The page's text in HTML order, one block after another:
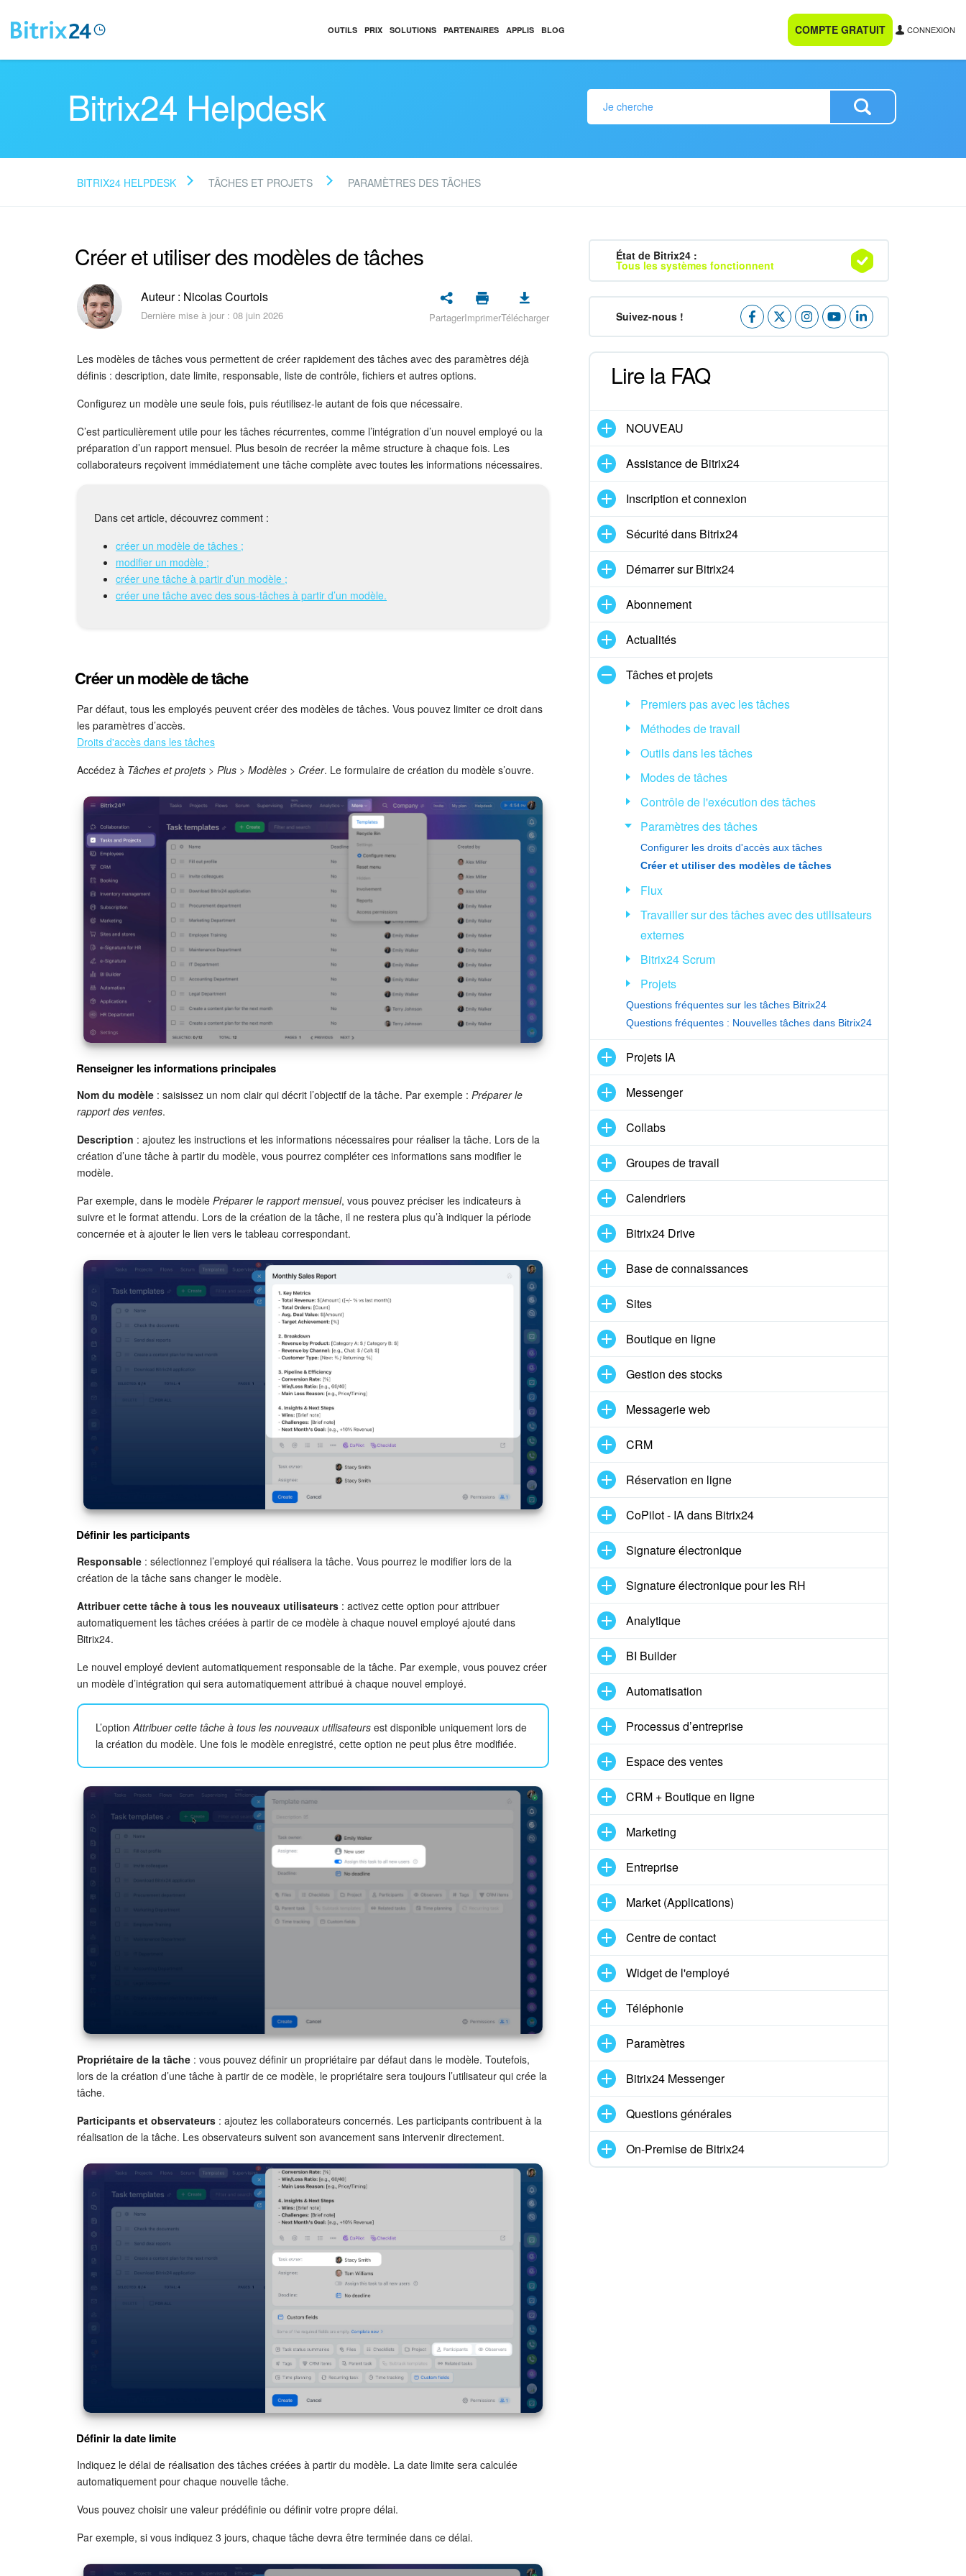
OUTILS PRIX SOLUTIONS PARTENAIRES APPLIS BLOG COMPTE GRATUIT CONNEXION
Bitrix24 Helpdesk
BITRIX24 HELPDESK TÂCHES ET PROJETS PARAMÈTRES DES TÂCHES
Créer et utiliser des modèles de tâches
Auteur : Nicolas Courtois
Dernière mise à jour : 08 juin 2026 PartagerImprimerTélécharger
Les modèles de tâches vous permettent de créer rapidement des tâches avec des paramètres déjà
définis : description, date limite, responsable, liste de contrôle, fichiers et autres options.
Configurez un modèle une seule fois, puis réutilisez-le autant de fois que nécessaire.
C’est particulièrement utile pour les tâches récurrentes, comme l’intégration d’un nouvel employé ou la
préparation d’un rapport mensuel. Plus besoin de recréer la même structure à chaque fois. Les
collaborateurs reçoivent immédiatement une tâche complète avec toutes les informations nécessaires.
Dans cet article, découvrez comment :
créer un modèle de tâches ;
modifier un modèle ;
créer une tâche à partir d’un modèle ;
créer une tâche avec des sous-tâches à partir d’un modèle.
Créer un modèle de tâche
Par défaut, tous les employés peuvent créer des modèles de tâches. Vous pouvez limiter ce droit dans
les paramètres d’accès.
Droits d'accès dans les tâches
Accédez à Tâches et projets > Plus > Modèles > Créer. Le formulaire de création du modèle s’ouvre.
Renseigner les informations principales
Nom du modèle : saisissez un nom clair qui décrit l’objectif de la tâche. Par exemple : Préparer le
rapport des ventes.
Description : ajoutez les instructions et les informations nécessaires pour réaliser la tâche. Lors de la
création d’une tâche à partir du modèle, vous pourrez compléter ces informations sans modifier le
modèle.
Par exemple, dans le modèle Préparer le rapport mensuel, vous pouvez préciser les indicateurs à
suivre et le format attendu. Lors de la création de la tâche, il ne restera plus qu’à indiquer la période
concernée et à ajouter le lien vers le tableau correspondant.
Définir les participants
Responsable : sélectionnez l’employé qui réalisera la tâche. Vous pourrez le modifier lors de la
création de la tâche sans changer le modèle.
Attribuer cette tâche à tous les nouveaux utilisateurs : activez cette option pour attribuer
automatiquement les tâches créées à partir de ce modèle à chaque nouvel employé ajouté dans
Bitrix24.
Le nouvel employé devient automatiquement responsable de la tâche. Par exemple, vous pouvez créer
un modèle d’intégration qui sera automatiquement attribué à chaque nouvel employé.
L’option Attribuer cette tâche à tous les nouveaux utilisateurs est disponible uniquement lors de
la création du modèle. Une fois le modèle enregistré, cette option ne peut plus être modifiée.
Propriétaire de la tâche : vous pouvez définir un propriétaire par défaut dans le modèle. Toutefois,
lors de la création d’une tâche à partir de ce modèle, le propriétaire sera toujours l’utilisateur qui crée la
tâche.
Participants et observateurs : ajoutez les collaborateurs concernés. Les participants contribuent à la
réalisation de la tâche. Les observateurs suivent son avancement sans intervenir directement.
Définir la date limite
Indiquez le délai de réalisation des tâches créées à partir du modèle. La date limite sera calculée
automatiquement pour chaque nouvelle tâche.
Vous pouvez choisir une valeur prédéfinie ou définir votre propre délai.
Par exemple, si vous indiquez 3 jours, chaque tâche devra être terminée dans ce délai.
État de Bitrix24 :
Tous les systèmes fonctionnent
Suivez-nous !
Lire la FAQ
NOUVEAU
Assistance de Bitrix24
Inscription et connexion
Sécurité dans Bitrix24
Démarrer sur Bitrix24
Abonnement
Actualités
Tâches et projets
Premiers pas avec les tâches
Méthodes de travail
Outils dans les tâches
Modes de tâches
Contrôle de l'exécution des tâches
Paramètres des tâches
Configurer les droits d'accès aux tâches
Créer et utiliser des modèles de tâches
Flux
Travailler sur des tâches avec des utilisateurs
externes
Bitrix24 Scrum
Projets
Questions fréquentes sur les tâches Bitrix24
Questions fréquentes : Nouvelles tâches dans Bitrix24
Projets IA
Messenger
Collabs
Groupes de travail
Calendriers
Bitrix24 Drive
Base de connaissances
Sites
Boutique en ligne
Gestion des stocks
Messagerie web
CRM
Réservation en ligne
CoPilot - IA dans Bitrix24
Signature électronique
Signature électronique pour les RH
Analytique
BI Builder
Automatisation
Processus d’entreprise
Espace des ventes
CRM + Boutique en ligne
Marketing
Entreprise
Market (Applications)
Centre de contact
Widget de l'employé
Téléphonie
Paramètres
Bitrix24 Messenger
Questions générales
On-Premise de Bitrix24